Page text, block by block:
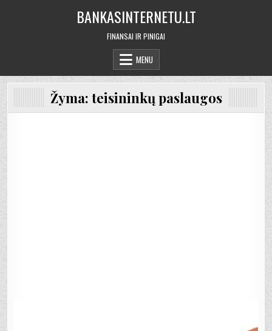
BANKASINTERNETU.LT
FINANSAI IR PINIGAI
MENU
Žyma: teisininkų paslaugos